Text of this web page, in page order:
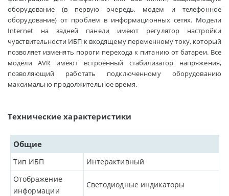
Технические характеристики
Общие
Тип ИБП
Интерактивный
Отображение
информации
Светодиодные индикаторы